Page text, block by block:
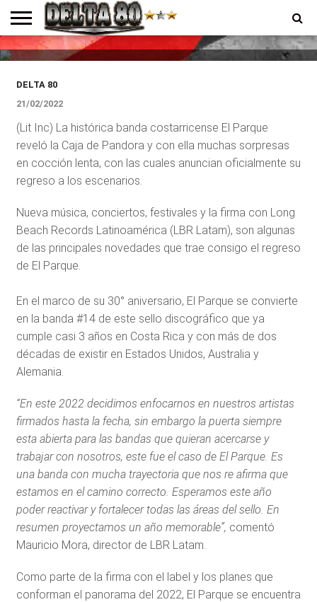
ENTREVISTAS
PREMIOS
PRODUCCIONES
PROGRAMACION
CONTACTO
HOMEPAGE
El Parque, histórica banda
costarricense, cumple 30 años
DELTA 80
21/02/2022
(Lit Inc) La histórica banda costarricense El Parque
reveló la Caja de Pandora y con ella muchas sorpresas
en cocción lenta, con las cuales anuncian oficialmente su
regreso a los escenarios.
Nueva música, conciertos, festivales y la firma con Long
Beach Records Latinoamérica (LBR Latam), son algunas
de las principales novedades que trae consigo el regreso
de El Parque.
En el marco de su 30° aniversario, El Parque se convierte
en la banda #14 de este sello discográfico que ya
cumple casi 3 años en Costa Rica y con más de dos
décadas de existir en Estados Unidos, Australia y
Alemania.
“En este 2022 decidimos enfocarnos en nuestros artistas
firmados hasta la fecha, sin embargo la puerta siempre
esta abierta para las bandas que quieran acercarse y
trabajar con nosotros, este fue el caso de El Parque. Es
una banda con mucha trayectoria que nos re afirma que
estamos en el camino correcto. Esperamos este año
poder reactivar y fortalecer todas las áreas del sello. En
resumen proyectamos un año memorable”, comentó
Mauricio Mora, director de LBR Latam.
Como parte de la firma con el label y los planes que
conforman el panorama del 2022, El Parque se encuentra